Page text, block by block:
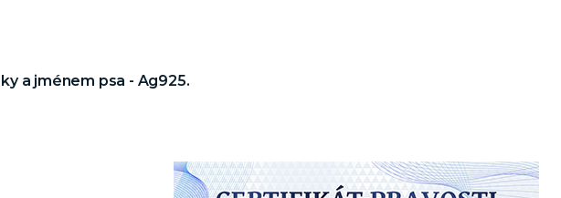
a jménem psa - Ag925.